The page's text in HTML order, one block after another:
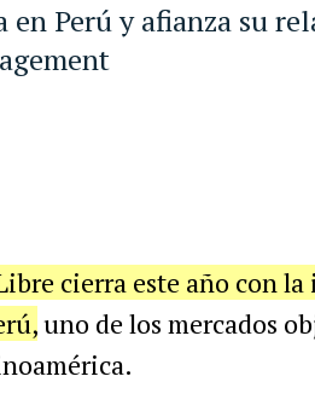
Perú y afianza su
cierra este año con
uno de los mercados